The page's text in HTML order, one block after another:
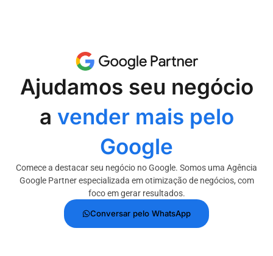
Ajudamos seu negócio
a vender mais pelo
Google
Comece a destacar seu negócio no Google. Somos uma Agência
Google Partner especializada em otimização de negócios, com
foco em gerar resultados.
Conversar pelo WhatsApp